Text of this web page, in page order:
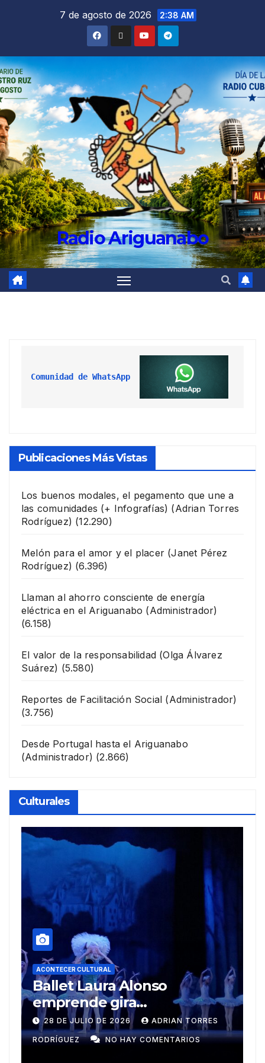
7 de agosto de 2026 2:38 AM
Radio Ariguanabo
Comunidad de WhatsApp
Publicaciones Más Vistas
Los buenos modales, el pegamento que une a
las comunidades (+ Infografías) (Adrian Torres
Rodríguez) (12.290)
Melón para el amor y el placer (Janet Pérez
Rodríguez) (6.396)
Llaman al ahorro consciente de energía
eléctrica en el Ariguanabo (Administrador)
(6.158)
El valor de la responsabilidad (Olga Álvarez
Suárez) (5.580)
Reportes de Facilitación Social (Administrador)
(3.756)
Desde Portugal hasta el Ariguanabo
(Administrador) (2.866)
Culturales
ACONTECER CULTURAL
Muñecos y monotipia
9 DE JULIO DE 2026 MEYLIN PÉREZ
GUZMÁN NO HAY COMENTARIOS